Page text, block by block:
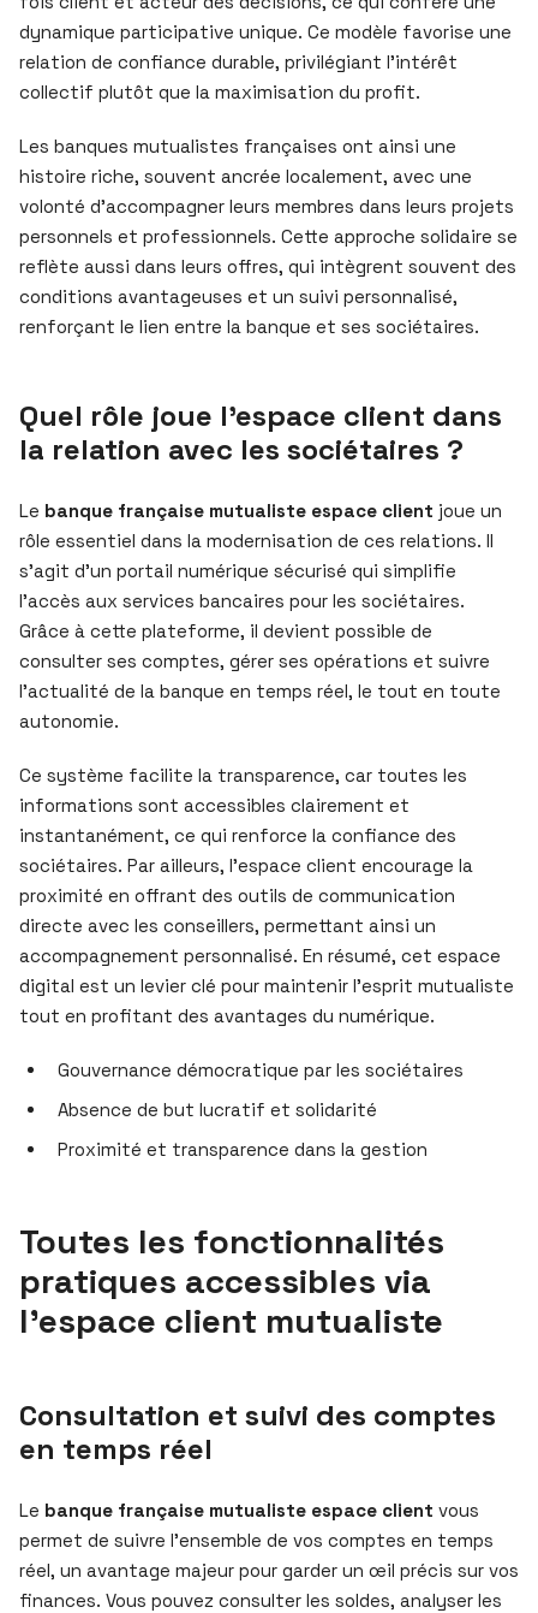
dynamique participative unique. Ce modèle favorise une
relation de confiance durable, privilégiant l’intérêt
collectif plutôt que la maximisation du profit.
Les banques mutualistes françaises ont ainsi une
histoire riche, souvent ancrée localement, avec une
volonté d’accompagner leurs membres dans leurs projets
personnels et professionnels. Cette approche solidaire se
reflète aussi dans leurs offres, qui intègrent souvent des
conditions avantageuses et un suivi personnalisé,
renforçant le lien entre la banque et ses sociétaires.
Quel rôle joue l’espace client dans
la relation avec les sociétaires ?
Le banque française mutualiste espace client joue un
rôle essentiel dans la modernisation de ces relations. Il
s’agit d’un portail numérique sécurisé qui simplifie
l’accès aux services bancaires pour les sociétaires.
Grâce à cette plateforme, il devient possible de
consulter ses comptes, gérer ses opérations et suivre
l’actualité de la banque en temps réel, le tout en toute
autonomie.
Ce système facilite la transparence, car toutes les
informations sont accessibles clairement et
instantanément, ce qui renforce la confiance des
sociétaires. Par ailleurs, l’espace client encourage la
proximité en offrant des outils de communication
directe avec les conseillers, permettant ainsi un
accompagnement personnalisé. En résumé, cet espace
digital est un levier clé pour maintenir l’esprit mutualiste
tout en profitant des avantages du numérique.
Gouvernance démocratique par les sociétaires
Absence de but lucratif et solidarité
Proximité et transparence dans la gestion
Toutes les fonctionnalités
pratiques accessibles via
l’espace client mutualiste
Consultation et suivi des comptes
en temps réel
Le banque française mutualiste espace client vous
permet de suivre l’ensemble de vos comptes en temps
réel, un avantage majeur pour garder un œil précis sur vos
finances. Vous pouvez consulter les soldes, analyser les